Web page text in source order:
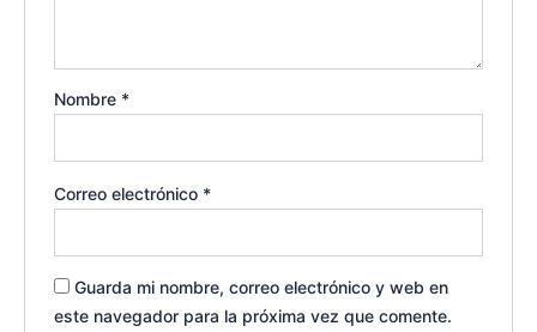
Nombre *
Correo electrónico *
Guarda mi nombre, correo electrónico y web en
este navegador para la próxima vez que comente.